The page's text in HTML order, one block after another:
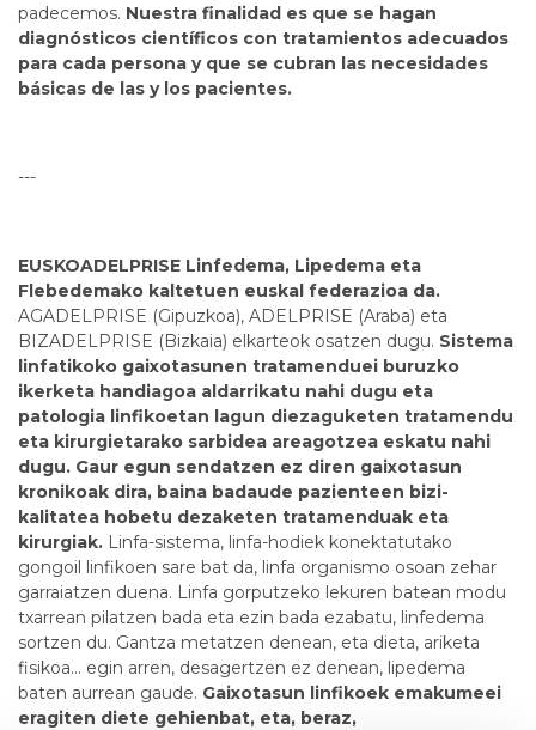
padecemos. Nuestra finalidad es que se hagan
diagnósticos científicos con tratamientos adecuados
para cada persona y que se cubran las necesidades
básicas de las y los pacientes.
---
EUSKOADELPRISE Linfedema, Lipedema eta
Flebedemako kaltetuen euskal federazioa da.
AGADELPRISE (Gipuzkoa), ADELPRISE (Araba) eta
BIZADELPRISE (Bizkaia) elkarteok osatzen dugu. Sistema
linfatikoko gaixotasunen tratamenduei buruzko
ikerketa handiagoa aldarrikatu nahi dugu eta
patologia linfikoetan lagun diezaguketen tratamendu
eta kirurgietarako sarbidea areagotzea eskatu nahi
dugu. Gaur egun sendatzen ez diren gaixotasun
kronikoak dira, baina badaude pazienteen bizi-
kalitatea hobetu dezaketen tratamenduak eta
kirurgiak. Linfa-sistema, linfa-hodiek konektatutako
gongoil linfikoen sare bat da, linfa organismo osoan zehar
garraiatzen duena. Linfa gorputzeko lekuren batean modu
txarrean pilatzen bada eta ezin bada ezabatu, linfedema
sortzen du. Gantza metatzen denean, eta dieta, ariketa
fisikoa... egin arren, desagertzen ez denean, lipedema
baten aurrean gaude. Gaixotasun linfikoek emakumeei
eragiten diete gehienbat, eta, beraz,